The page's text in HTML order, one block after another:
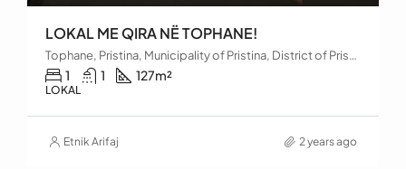
LOKAL ME QIRA NË TOPHANE!
Tophane, Pristina, Municipality of Pristina, District of Prishtina, Kosovo
1 1 127m²
LOKAL
Etnik Arifaj 2 years ago